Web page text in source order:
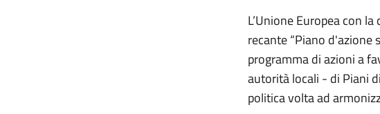
L’Unione Europea con
recante “Piano d'azione
programma di azioni a
autorità locali - di Piani
politica volta ad